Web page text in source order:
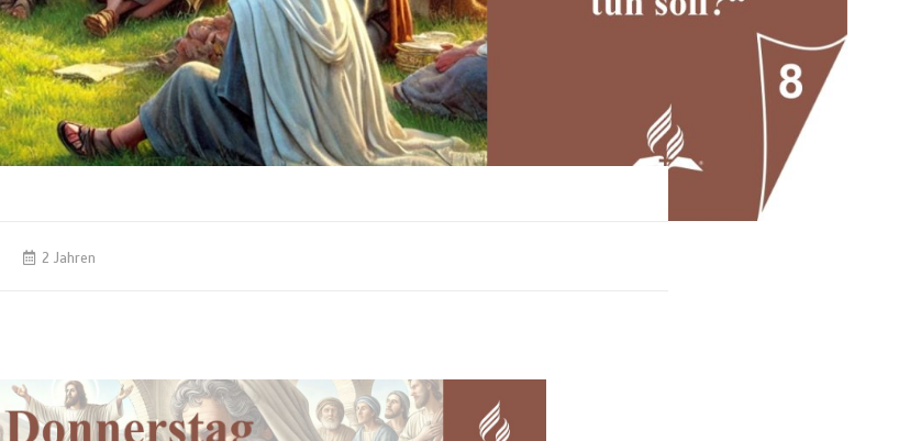
2 Jahren